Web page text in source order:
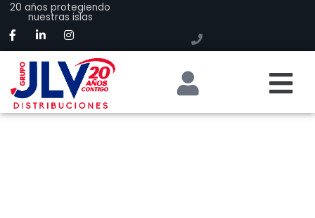
20 años protegiendo
nuestras islas